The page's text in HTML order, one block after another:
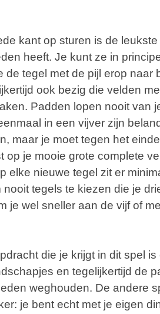
kant op sturen is de
heeft. Je kunt ze in
de tegel met de pijl erop naar
ook bezig die velden
Padden lopen nooit van
in een vijver zijn
maar je moet tegen het
op je mooie grote complete
elke nieuwe tegel zit er
nooit tegels te kiezen die je
je wel sneller aan de vijf of
die je krijgt in dit spel
en tegelijkertijd de
weghouden. De andere
je bent echt met je eigen